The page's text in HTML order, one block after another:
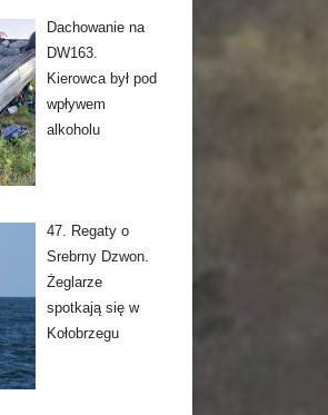
Dachowanie na
DW163.
Kierowca był pod
wpływem
alkoholu
47. Regaty o
Srebrny Dzwon.
Żeglarze
spotkają się w
Kołobrzegu